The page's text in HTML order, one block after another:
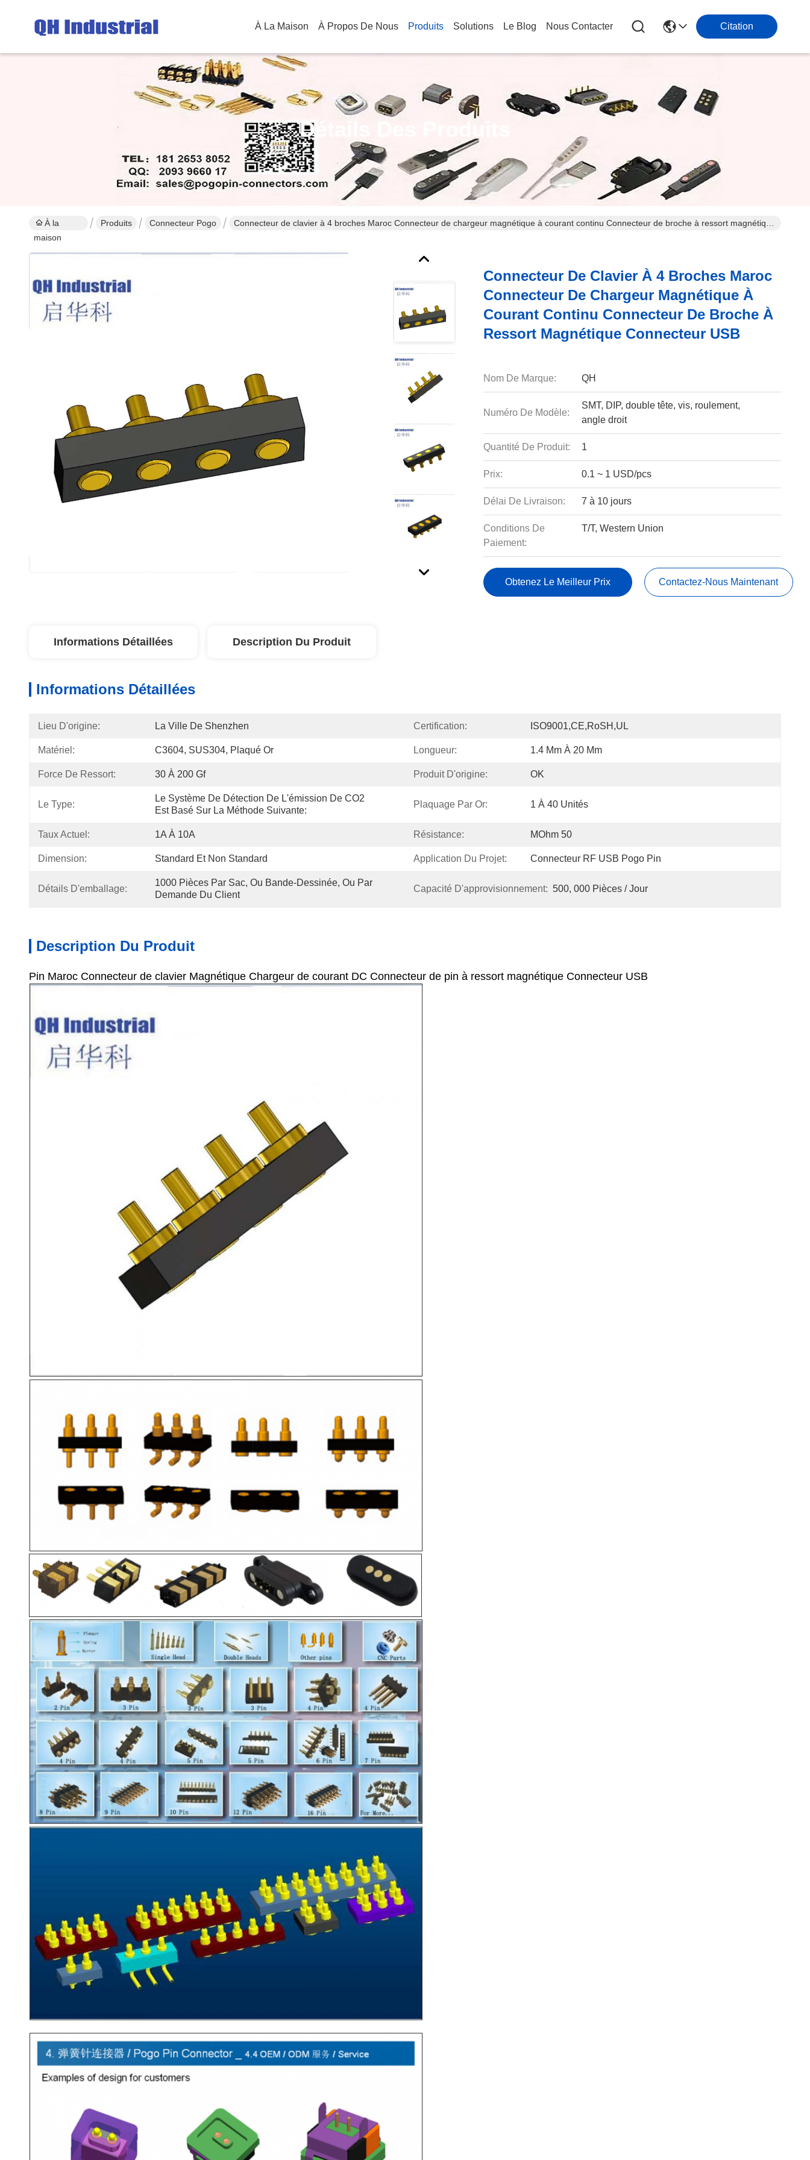
À La Maison À Propos De Nous Produits Solutions Le Blog Nous Contacter Citation
Détails Des Produits
À la
maison
Produits Connecteur Pogo
Connecteur de clavier à 4 broches Maroc Connecteur de chargeur magnétique à courant continu Connecteur de broche à ressort magnétique
Connecteur De Clavier À 4 Broches Maroc
Connecteur De Chargeur Magnétique À
Courant Continu Connecteur De Broche À
Ressort Magnétique Connecteur USB
Nom De Marque: QH
Numéro De Modèle:
SMT, DIP, double tête, vis, roulement,
angle droit
Quantité De Produit: 1
Prix: 0.1 ~ 1 USD/pcs
Délai De Livraison: 7 à 10 jours
Conditions De
Paiement:
T/T, Western Union
Obtenez Le Meilleur Prix Contactez-Nous Maintenant
Informations Détaillées Description Du Produit
Informations Détaillées
Lieu D'origine: La Ville De Shenzhen Certification: ISO9001,CE,RoSH,UL
Matériel: C3604, SUS304, Plaqué Or Longueur: 1.4 Mm À 20 Mm
Force De Ressort: 30 À 200 Gf Produit D'origine: OK
Le Type:
Le Système De Détection De L'émission De CO2
Est Basé Sur La Méthode Suivante:
Plaquage Par Or: 1 À 40 Unités
Taux Actuel: 1A À 10A Résistance: MOhm 50
Dimension: Standard Et Non Standard Application Du Projet: Connecteur RF USB Pogo Pin
Détails D'emballage:
1000 Pièces Par Sac, Ou Bande-Dessinée, Ou Par
Demande Du Client
Capacité D'approvisionnement: 500, 000 Pièces / Jour
Description Du Produit
Pin Maroc Connecteur de clavier Magnétique Chargeur de courant DC Connecteur de pin à ressort magnétique Connecteur USB